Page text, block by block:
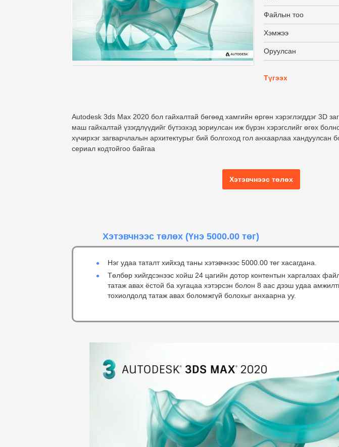
Файлын тоо
Хэмжээ
Оруулсан
Түгээх
Autodesk 3ds Max 2020 бол гайхалтай бөгөөд хамгийн өргөн хэрэглэгддэг 3D
маш гайхалтай үзэгдлүүдийг бүтээхэд зориулсан иж бүрэн хэрэгслийг өгөх
хүчирхэг загварчлалын архитектурыг бий болгоход гол анхаарлаа хандуулсан
сериал кодтойгоо байгаа
Хэтэвчнээс төлөх
Хэтэвчнээс төлөх (Үнэ 5000.00 төг)
Нэг удаа таталт хийхэд таны хэтэвчнээс 5000.00 төг хасагдана.
Төлбөр хийгдсэнээс хойш 24 цагийн дотор контентын харгалзах
татаж авах ёстой ба хугацаа хэтэрсэн болон 8 аас дээш удаа
тохиолдолд татаж авах боломжгүй болохыг анхаарна уу.